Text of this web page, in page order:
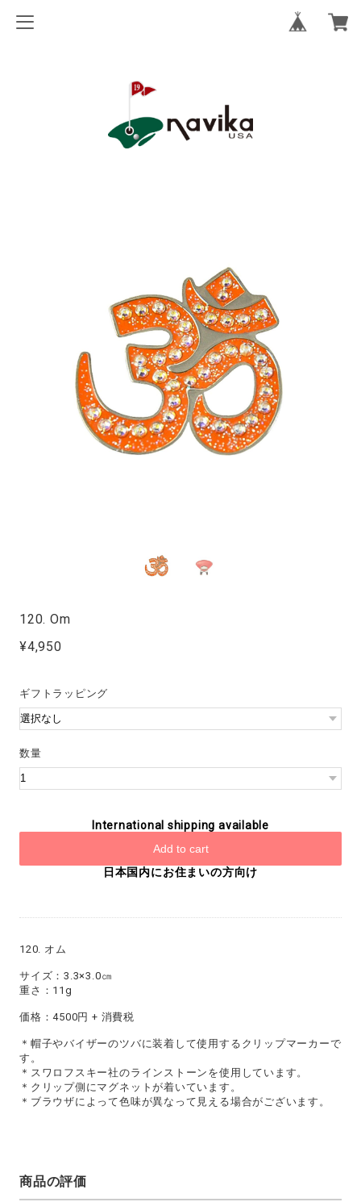
120. Om
¥4,950
ギフトラッピング
数量
International shipping available
Add to cart
日本国内にお住まいの方向け
120. オム
サイズ：3.3×3.0㎝
重さ：11g
価格：4500円 + 消費税
＊帽子やバイザーのツバに装着して使用するクリップマーカーで
す。
＊スワロフスキー社のラインストーンを使用しています。
＊クリップ側にマグネットが着いています。
＊ブラウザによって色味が異なって見える場合がございます。
商品の評価